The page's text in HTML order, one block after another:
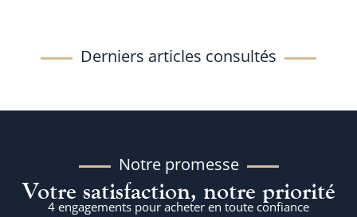
Derniers articles consultés
Notre promesse
Votre satisfaction, notre priorité
4 engagements pour acheter en toute confiance